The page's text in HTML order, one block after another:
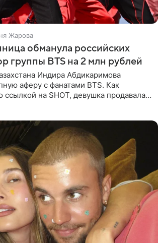
Жарова
обманула российских
группы BTS на 2 млн рублей
Индира Абдикаримова
аферу с фанатами BTS. Как
ссылкой на SHOT, девушка продавала